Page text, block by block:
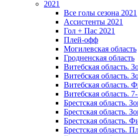
2021
Все голы сезона 2021
Ассистенты 2021
Гол + Пас 2021
Плей-офф
Могилевская область
Гродненская область
Витебская область.
Витебская область.
Витебская область.
Витебская область.
Брестская область.
Брестская область.
Брестская область.
Брестская область.